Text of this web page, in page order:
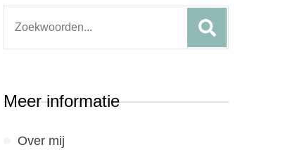
Meer informatie
Over mij